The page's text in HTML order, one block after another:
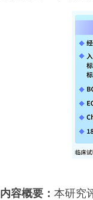
内容概要： 本研究